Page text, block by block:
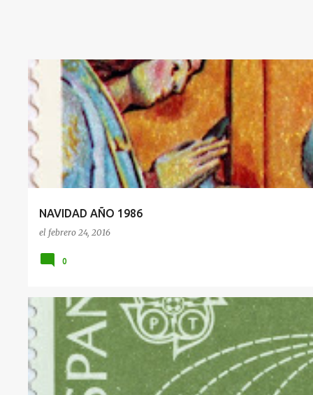
NAVIDAD AÑO 1986
el febrero 24, 2016
1986 NAVIDAD
0
EUROPA